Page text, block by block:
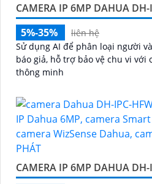
CAMERA IP 6MP DAHUA
5%-35%
liên hệ
Sử dụng AI để phân loại người
báo giả, hỗ trợ bảo vệ chu vi với
thông minh
CAMERA IP 6MP DAHUA